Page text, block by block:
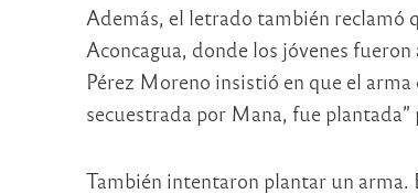
Además, el letrado también reclamó
Aconcagua, donde los jóvenes
Pérez Moreno insistió en que el
secuestrada por Mana, fue
También intentaron plantar un arma.